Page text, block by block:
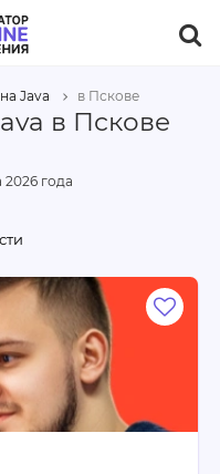
Java в Пскове
в Пскове
2026 года